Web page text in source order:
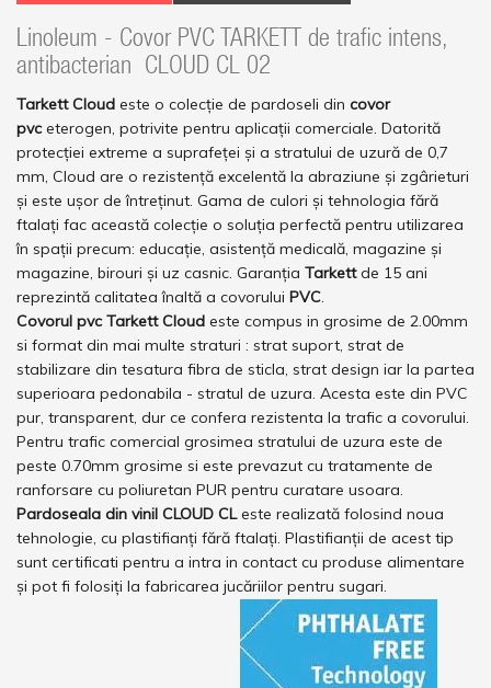
Linoleum - Covor PVC TARKETT de trafic intens,
antibacterian CLOUD CL 02
Tarkett Cloud este o colecție de pardoseli din covor
pvceterogen, potrivite pentru aplicații comerciale. Datorită
protecției extreme a suprafeței și a stratului de uzură de 0,7
mm, Cloud are o rezistență excelentă la abraziune și zgârieturi
și este ușor de întreținut. Gama de culori și tehnologia fără
ftalați fac această colecție o soluția perfectă pentru utilizarea
în spații precum: educație, asistență medicală, magazine și
magazine, birouri și uz casnic. Garanția Tarkettde 15 ani
reprezintă calitatea înaltă a covorului PVC
Covorul pvc Tarkett Cloud este compus in grosime de 2.00mm
si format din mai multe straturi : strat suport, strat de
stabilizare din tesatura fibra de sticla, strat design iar la partea
superioara pedonabila - stratul de uzura. Acesta este din PVC
pur, transparent, dur ce confera rezistenta la trafic a covorului.
Pentru trafic comercial grosimea stratului de uzura este de
peste 0.70mm grosime si este prevazut cu tratamente de
ranforsare cu poliuretan PUR pentru curatare usoara.
Pardoseala din vinil CLOUD CLeste realizată folosind noua
tehnologie, cu plastifianți fără ftalați. Plastifianții de acest tip
sunt certificati pentru a intra in contact cu produse alimentare
și pot fi folosiți la fabricarea jucăriilor pentru sugari.